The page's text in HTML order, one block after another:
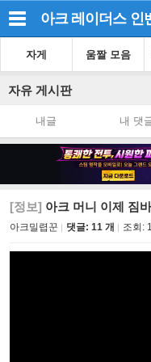
아크 레이더스 인
자게 움짤 모음
자유 게시판
내글 내 댓
[정보] 아크 머니 이제 짐
아크밀렵꾼 댓글: 11 개 조회: